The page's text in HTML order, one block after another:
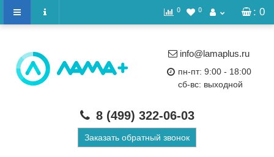
: 0
0 0
info@lamaplus.ru
пн-пт: 9:00 - 18:00
сб-вс: выходной
8 (499) 322-06-03
Заказать обратный звонок